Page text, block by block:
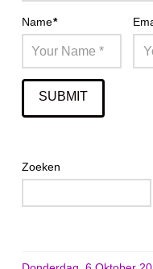
Name*
Zoeken